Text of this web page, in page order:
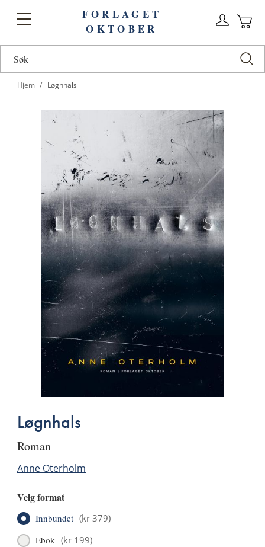
Toggle
FORLAGET
OKTOBER
Hjem Løgnhals
Løgnhals
roman
Anne Oterholm
Velg format
Innbundet (kr 379)
Ebok (kr 199)